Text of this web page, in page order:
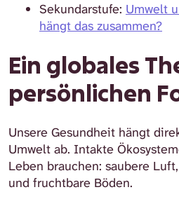
Sekundarstufe: Umwelt
hängt das zusammen?
Ein globales
persönlichen
Unsere Gesundheit hängt
Umwelt ab. Intakte
Leben brauchen: saubere
und fruchtbare Böden.